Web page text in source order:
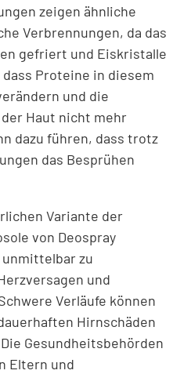
zeigen ähnliche
Verbrennungen, da das
gefriert und Eiskristalle
Proteine in diesem
und die
Haut nicht mehr
dazu führen, dass trotz
das Besprühen
Variante der
von Deospray
zu
und
Verläufe können
Hirnschäden
Gesundheitsbehörden
Eltern und